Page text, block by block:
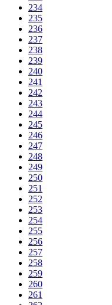
234
235
236
237
238
239
240
241
242
243
244
245
246
247
248
249
250
251
252
253
254
255
256
257
258
259
260
261